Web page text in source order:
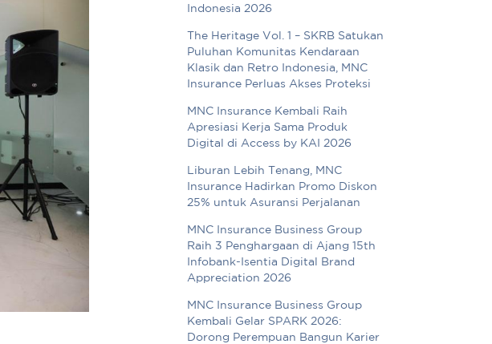
Indonesia 2026
The Heritage Vol. 1 – SKRB Satukan
Puluhan Komunitas Kendaraan
Klasik dan Retro Indonesia, MNC
Insurance Perluas Akses Proteksi
MNC Insurance Kembali Raih
Apresiasi Kerja Sama Produk
Digital di Access by KAI 2026
Liburan Lebih Tenang, MNC
Insurance Hadirkan Promo Diskon
25% untuk Asuransi Perjalanan
MNC Insurance Business Group
Raih 3 Penghargaan di Ajang 15th
Infobank-Isentia Digital Brand
Appreciation 2026
MNC Insurance Business Group
Kembali Gelar SPARK 2026:
Dorong Perempuan Bangun Karier